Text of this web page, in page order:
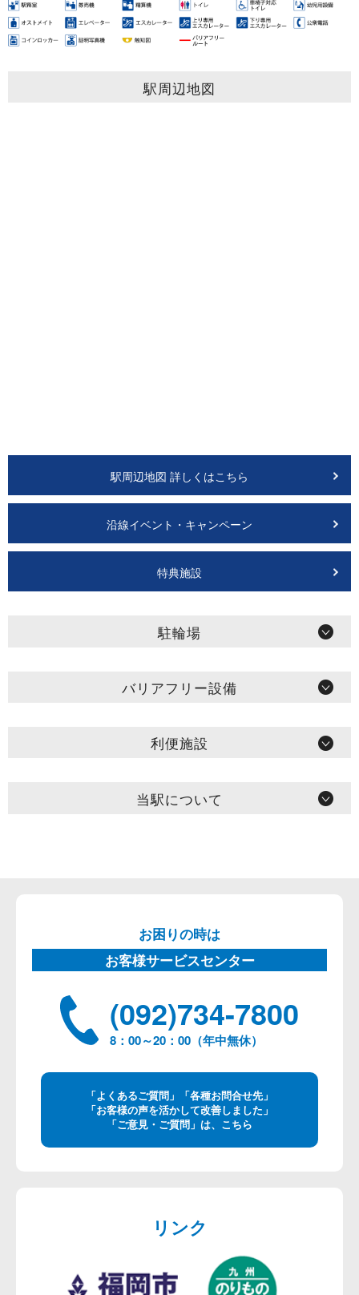
駅周辺地図
駅周辺地図 詳しくはこちら
沿線イベント・キャンペーン
特典施設
駐輪場
バリアフリー設備
利便施設
当駅について
お困りの時は
お客様サービスセンター
(092)734-7800
8：00～20：00（年中無休）
「よくあるご質問」「各種お問合せ先」
「お客様の声を活かして改善しました」
「ご意見・ご質問」は、こちら
リンク